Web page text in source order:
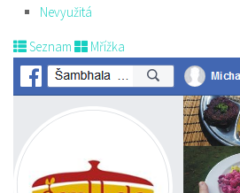
Nevyužitá
Seznam Mřížka